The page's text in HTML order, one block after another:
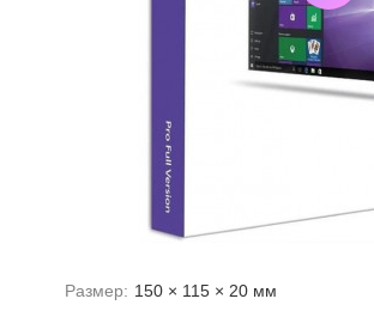
Размер: 150 × 115 × 20 мм